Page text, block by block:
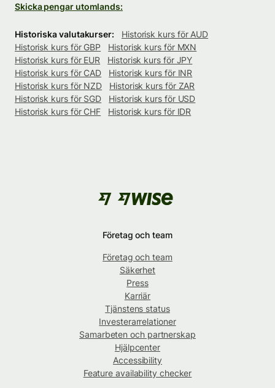
Skicka pengar utomlands:
Historiska valutakurser:
Historisk kurs för AUD
Historisk kurs för GBP
Historisk kurs för MXN
Historisk kurs för EUR
Historisk kurs för JPY
Historisk kurs för CAD
Historisk kurs för INR
Historisk kurs för NZD
Historisk kurs för ZAR
Historisk kurs för SGD
Historisk kurs för USD
Historisk kurs för CHF
Historisk kurs för IDR
Företag och team
Företag och team
Säkerhet
Press
Karriär
Tjänstens status
Investerarrelationer
Samarbeten och partnerskap
Hjälpcenter
Accessibility
Feature availability checker